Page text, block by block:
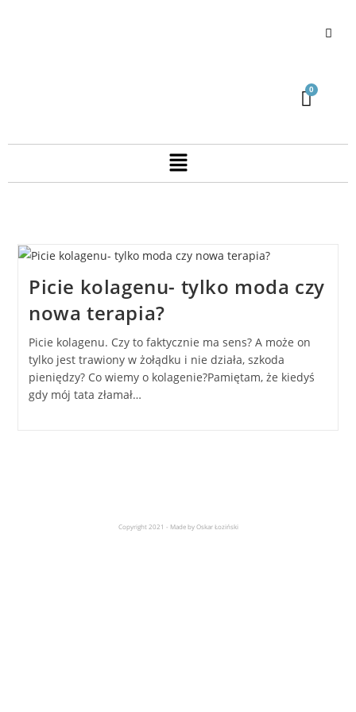
Picie kolagenu- tylko moda czy
nowa terapia?
Picie kolagenu. Czy to faktycznie ma sens? A może on
tylko jest trawiony w żołądku i nie działa, szkoda
pieniędzy? Co wiemy o kolagenie?Pamiętam, że kiedyś
gdy mój tata złamał…
Copyright 2021 - Made by Oskar Łoziński